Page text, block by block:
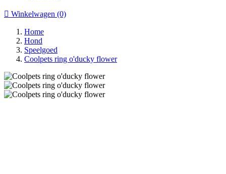
 Winkelwagen (0)
Home
Hond
Speelgoed
Coolpets ring o'ducky flower